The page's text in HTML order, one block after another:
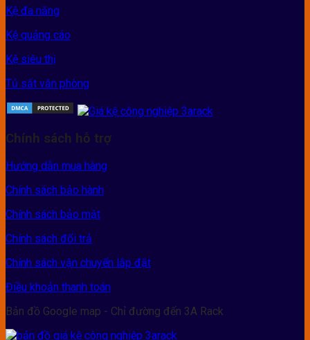
Kệ đa năng
Kệ quảng cáo
Kệ siêu thị
Tủ sắt văn phòng
Chính sách hỗ trợ
Hướng dẫn mua hàng
Chính sách bảo hành
Chính sách bảo mật
Chính sách đổi trả
Chính sách vận chuyển lắp đặt
Điều khoản thanh toán
Bản đồ Google map - Chỉ đường đến 3A Rack